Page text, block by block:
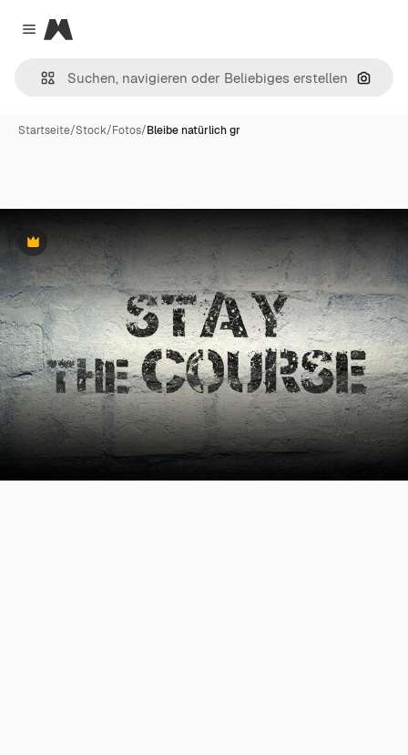
Close menu
Magnific
Nach
Startseite/Stock/Fotos/Bleibe natürlich gr
Premium